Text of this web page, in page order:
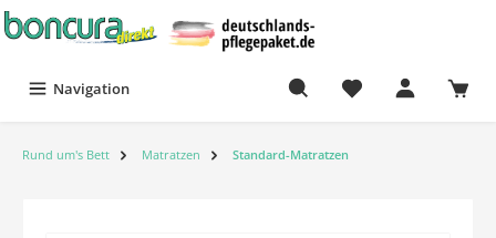
Navigation
Rund um's Bett Matratzen Standard-Matratzen